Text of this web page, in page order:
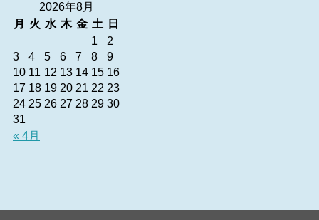
2026年8月
月
火 水 木 金 土 日
« 4月
1
2
3
4 5 6 7 8
9
10 11 12 13 14 15 16
17 18 19 20 21 22 23
24 25 26 27 28 29 30
31